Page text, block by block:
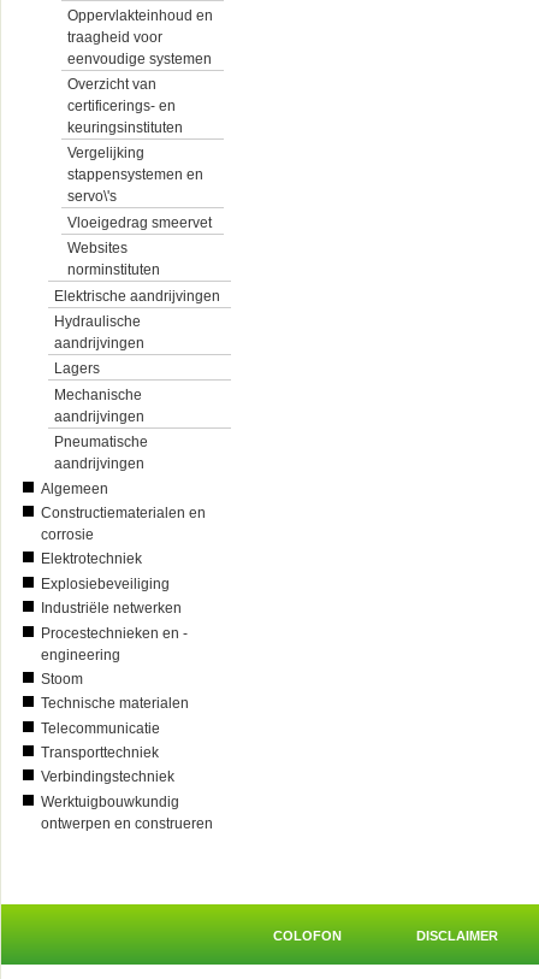
Oppervlakteinhoud en
traagheid voor
eenvoudige systemen
Overzicht van
certificerings- en
keuringsinstituten
Vergelijking
stappensystemen en
servo\'s
Vloeigedrag smeervet
Websites
norminstituten
Elektrische aandrijvingen
Hydraulische
aandrijvingen
Lagers
Mechanische
aandrijvingen
Pneumatische
aandrijvingen
Algemeen
Constructiematerialen en
corrosie
Elektrotechniek
Explosiebeveiliging
Industriële netwerken
Procestechnieken en -
engineering
Stoom
Technische materialen
Telecommunicatie
Transporttechniek
Verbindingstechniek
Werktuigbouwkundig
ontwerpen en construeren
COLOFON DISCLAIMER